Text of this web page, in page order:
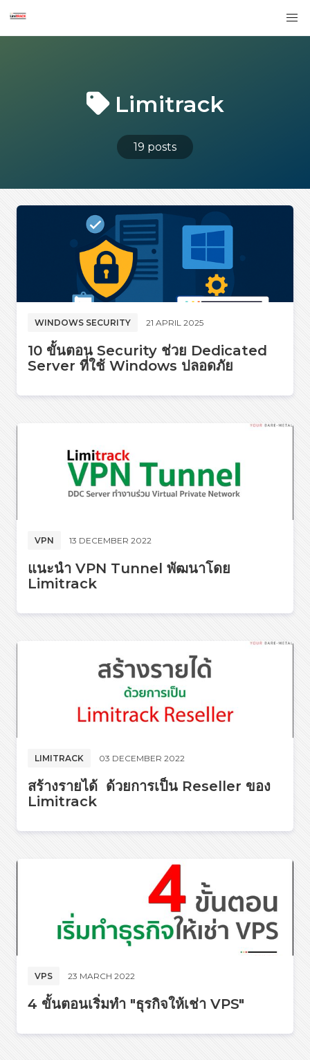
Limitrack
19 posts
WINDOWS SECURITY 21 APRIL 2025
10 ขั้นตอน Security ช่วย Dedicated
Server ที่ใช้ Windows ปลอดภัย
VPN 13 DECEMBER 2022
แนะนำ VPN Tunnel พัฒนาโดย
Limitrack
LIMITRACK 03 DECEMBER 2022
สร้างรายได้ ​ ด้วยการเป็น Reseller ของ
Limitrack
VPS 23 MARCH 2022
4 ขั้นตอนเริ่มทำ "ธุรกิจให้เช่า VPS"